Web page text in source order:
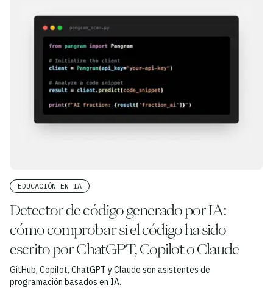
EDUCACIÓN EN IA
Detector de código generado por IA:
cómo comprobar si el código ha sido
escrito por ChatGPT, Copilot o Claude
GitHub, Copilot, ChatGPT y Claude son asistentes de
programación basados en IA.